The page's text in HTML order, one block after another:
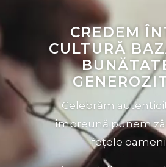
CREDEM
CULTURĂ
Celebrăm
împreună punem
fețele